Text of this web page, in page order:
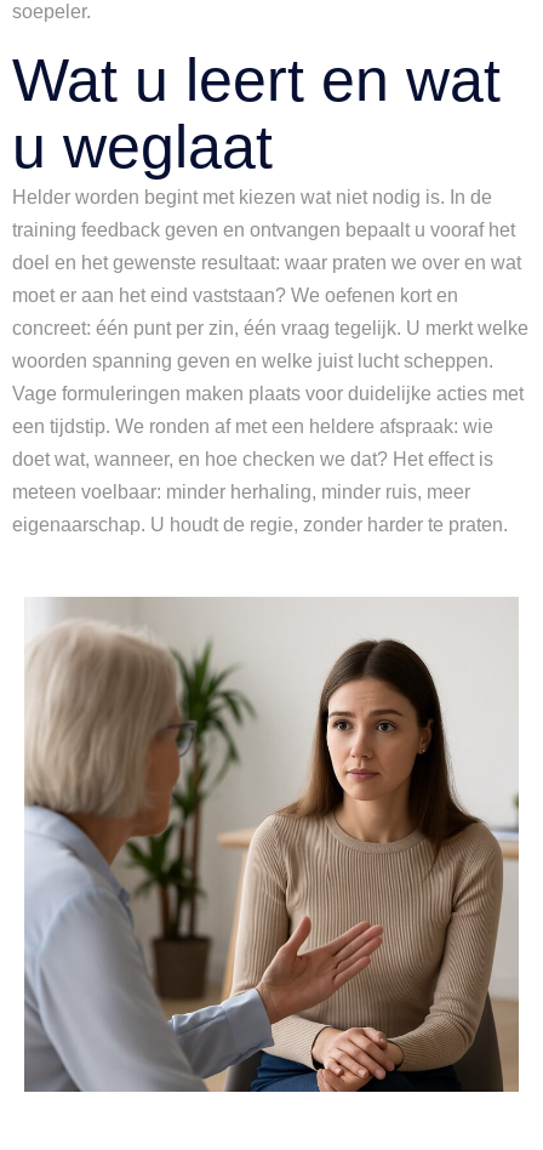
soepeler.
Wat u leert en wat
u weglaat
Helder worden begint met kiezen wat niet nodig is. In de
training feedback geven en ontvangen bepaalt u vooraf het
doel en het gewenste resultaat: waar praten we over en wat
moet er aan het eind vaststaan? We oefenen kort en
concreet: één punt per zin, één vraag tegelijk. U merkt welke
woorden spanning geven en welke juist lucht scheppen.
Vage formuleringen maken plaats voor duidelijke acties met
een tijdstip. We ronden af met een heldere afspraak: wie
doet wat, wanneer, en hoe checken we dat? Het effect is
meteen voelbaar: minder herhaling, minder ruis, meer
eigenaarschap. U houdt de regie, zonder harder te praten.